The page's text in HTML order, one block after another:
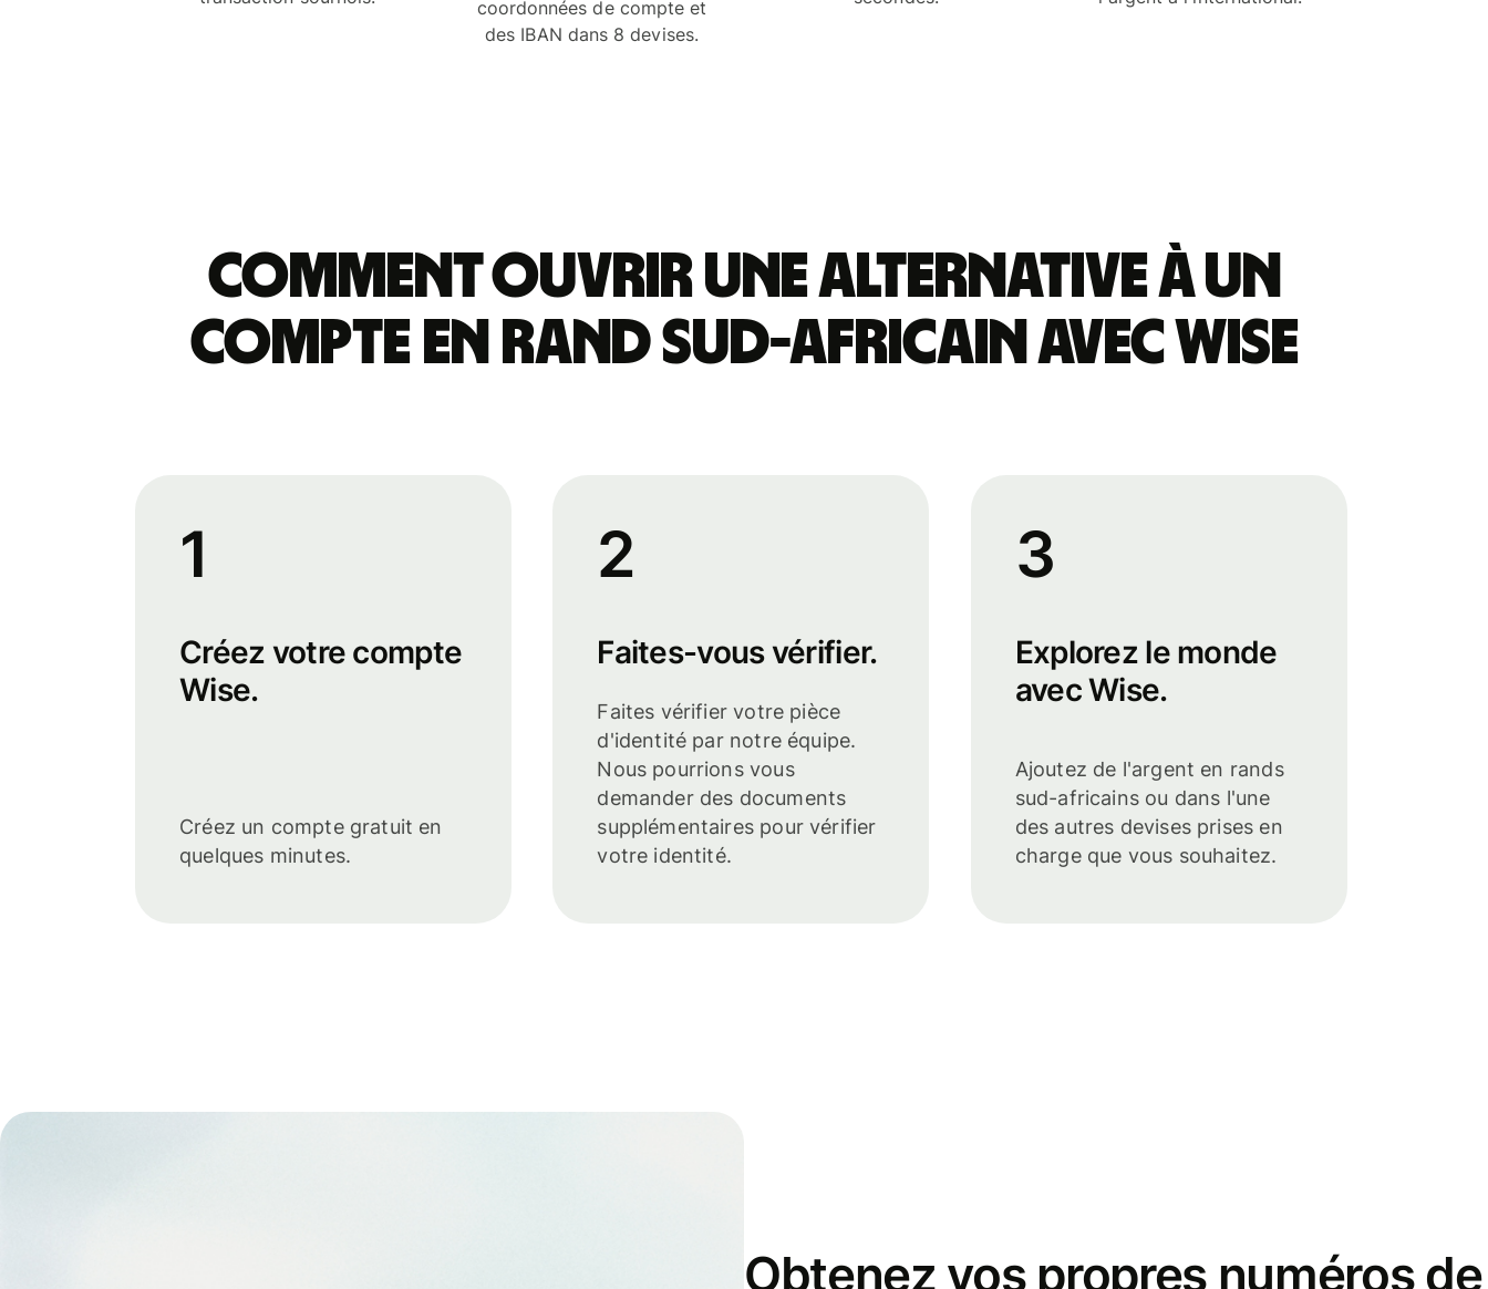
coordonnées de compte et
des IBAN dans 8 devises.
Comment ouvrir une alternative à un
compte en rand sud-africain avec Wise
1
Créez votre compte
Wise.
Créez un compte gratuit en
quelques minutes.
2
Faites-vous vérifier.
Faites vérifier votre pièce
d'identité par notre équipe.
Nous pourrions vous
demander des documents
supplémentaires pour vérifier
votre identité.
3
Explorez le monde
avec Wise.
Ajoutez de l'argent en rands
sud-africains ou dans l'une
des autres devises prises en
charge que vous souhaitez.
Obtenez vos propres numéros de